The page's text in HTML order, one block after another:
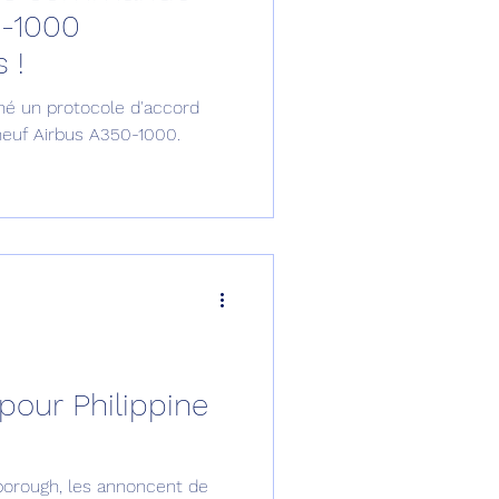
ESPACE
de Dubaï 25
Avionneurs
1000
!
un protocole d'accord
Airbus A350-1000.
Philippine
les annoncent de